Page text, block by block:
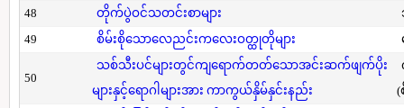
48 တိုက်ပွဲဝင်သတင်းစာများ
49
စိမ်းစိုသောလေညင်းကလေးဝတ္ထုတိုများ
50
သစ်သီးပင်များတွင်ကျရောက်တတ်သောအင်းဆက်ဖျက်ပိုး
များနှင့်ရောဂါများအား ကာကွယ်နှိမ်နှင်းနည်း
(